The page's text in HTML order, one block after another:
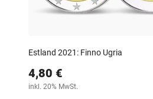
Estland 2021: Finno Ugria
4,80 €
inkl. 20% MwSt.